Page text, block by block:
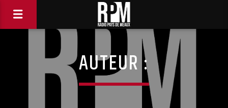
AUTEUR :